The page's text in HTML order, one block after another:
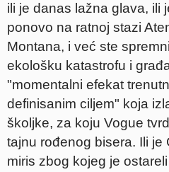
ili je danas lažna glava, ili
ponovo na ratnoj stazi
Montana, i već ste
ekološku katastrofu i
"momentalni efekat
definisanim ciljem" koja
školjke, za koju Vogue
tajnu rođenog bisera. Ili je
miris zbog kojeg je